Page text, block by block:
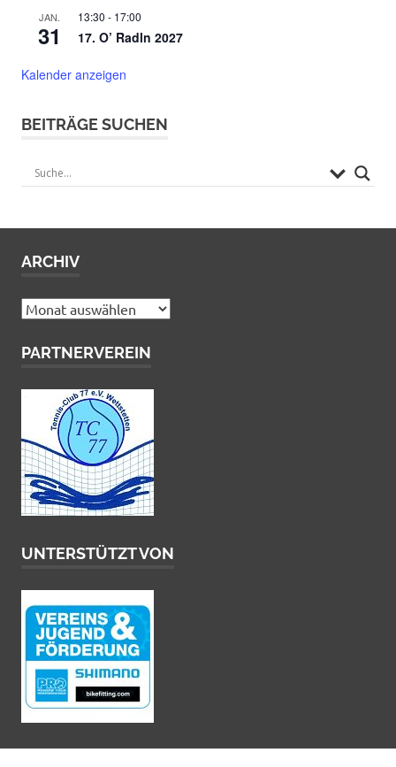
JAN.
31
13:30 - 17:00
17. O’ Radln 2027
Kalender anzeigen
BEITRÄGE SUCHEN
ARCHIV
Archiv
PARTNERVEREIN
UNTERSTÜTZT VON